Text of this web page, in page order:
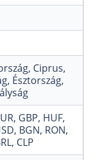
, Ciprus,
, Észtország,
, GBP, HUF,
, BGN, RON,
, CLP